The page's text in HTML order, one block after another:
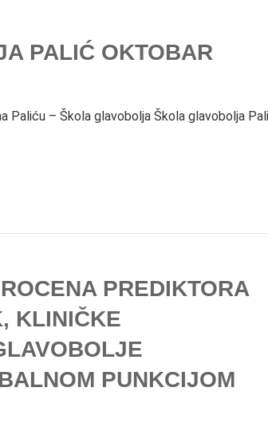
PALIĆ OKTOBAR
Paliću – Škola glavobolja Škola glavobolja
PREDIKTORA
KLINIČKE
PUNKCIJOM